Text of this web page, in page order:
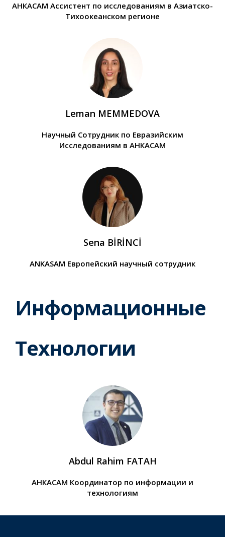
АНКАСАМ Ассистент по исследованиям в Азиатско-
Тихоокеанском регионе
Leman MEMMEDOVA
Научный Сотрудник по Евразийским
Исследованиям в АНКАСАМ
Sena BİRİNCİ
ANKASAM Европейский научный сотрудник
Информационные
Технологии
Abdul Rahim FATAH
АНКАСАМ Координатор по информации и
технологиям